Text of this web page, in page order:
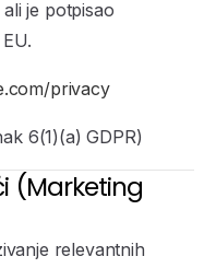
je potpisao
privacy
6(1)(a) GDPR)
(Marketing
relevantnih